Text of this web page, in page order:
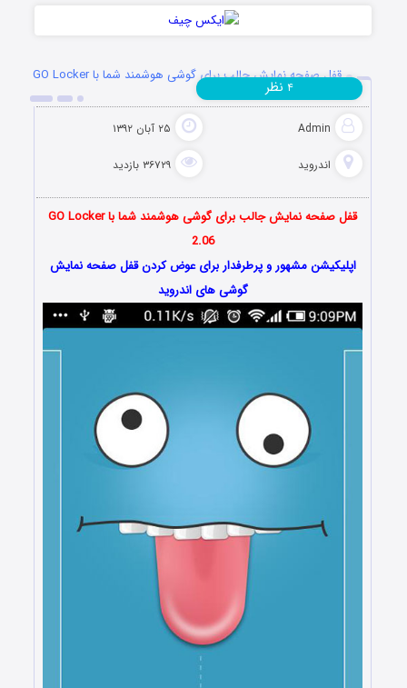
قفل صفحه نمایش جالب برای گوشی هوشمند شما با GO Locker
v2.06
Admin ۲۵ آبان ۱۳۹۲
اندروید ۳۶۷۲۹ بازدید
۴ نظر
قفل صفحه نمایش جالب برای گوشی هوشمند شما با GO Locker
2.06
اپلیکیشن مشهور و پرطرفدار برای عوض کردن قفل صفحه نمایش
گوشی های اندروید